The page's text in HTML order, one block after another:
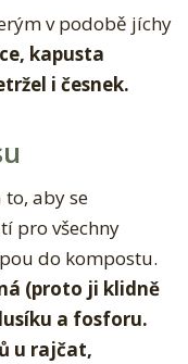
v podobě jíchy
kapusta
i česnek.
aby se
pro všechny
do kompostu.
(proto ji klidně
a fosforu.
u rajčat,